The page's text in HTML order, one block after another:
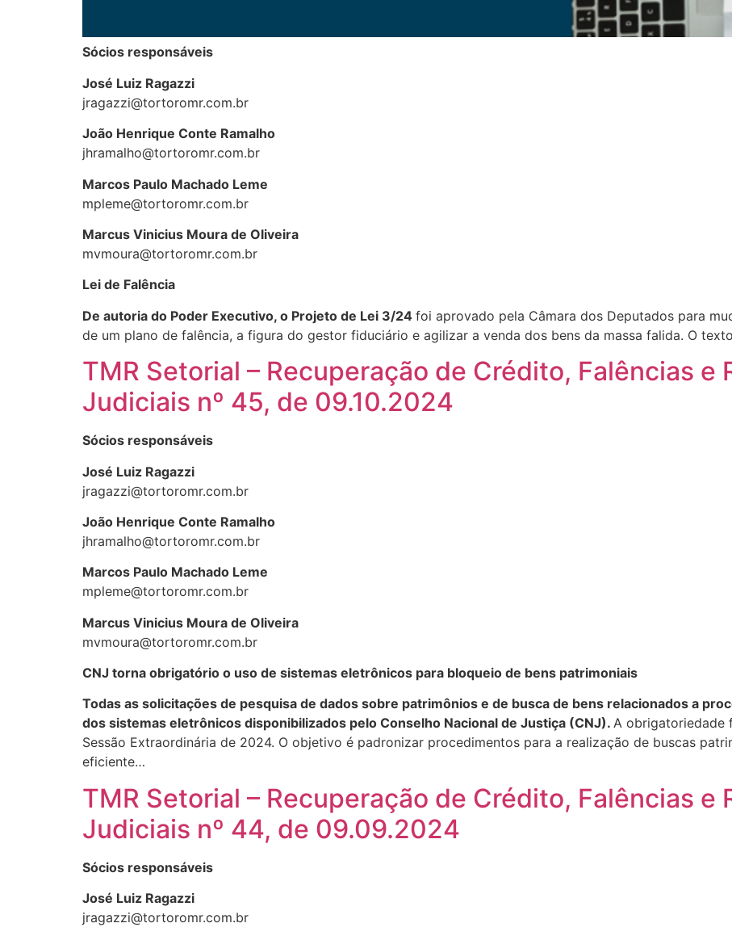
Sócios responsáveis
José Luiz Ragazzi
jragazzi@tortoromr.com.br
João Henrique Conte Ramalho
jhramalho@tortoromr.com.br
Marcos Paulo Machado Leme
mpleme@tortoromr.com.br
Marcus Vinicius Moura de Oliveira
mvmoura@tortoromr.com.br
Lei de Falência
De autoria do Poder Executivo, o Projeto de Lei 3/24 foi aprovado pela Câmara dos Deputados para
de um plano de falência, a figura do gestor fiduciário e agilizar a venda dos bens da massa falida. O
TMR Setorial – Recuperação de Crédito, Falências e
Judiciais nº 45, de 09.10.2024
Sócios responsáveis
José Luiz Ragazzi
jragazzi@tortoromr.com.br
João Henrique Conte Ramalho
jhramalho@tortoromr.com.br
Marcos Paulo Machado Leme
mpleme@tortoromr.com.br
Marcus Vinicius Moura de Oliveira
mvmoura@tortoromr.com.br
CNJ torna obrigatório o uso de sistemas eletrônicos para bloqueio de bens patrimoniais
Todas as solicitações de pesquisa de dados sobre patrimônios e de busca de bens relacionados a
dos sistemas eletrônicos disponibilizados pelo Conselho Nacional de Justiça (CNJ). A obrigatoriedade
Sessão Extraordinária de 2024. O objetivo é padronizar procedimentos para a realização de buscas
eficiente…
TMR Setorial – Recuperação de Crédito, Falências e
Judiciais nº 44, de 09.09.2024
Sócios responsáveis
José Luiz Ragazzi
jragazzi@tortoromr.com.br